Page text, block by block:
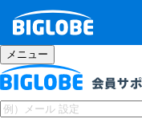
メニュー